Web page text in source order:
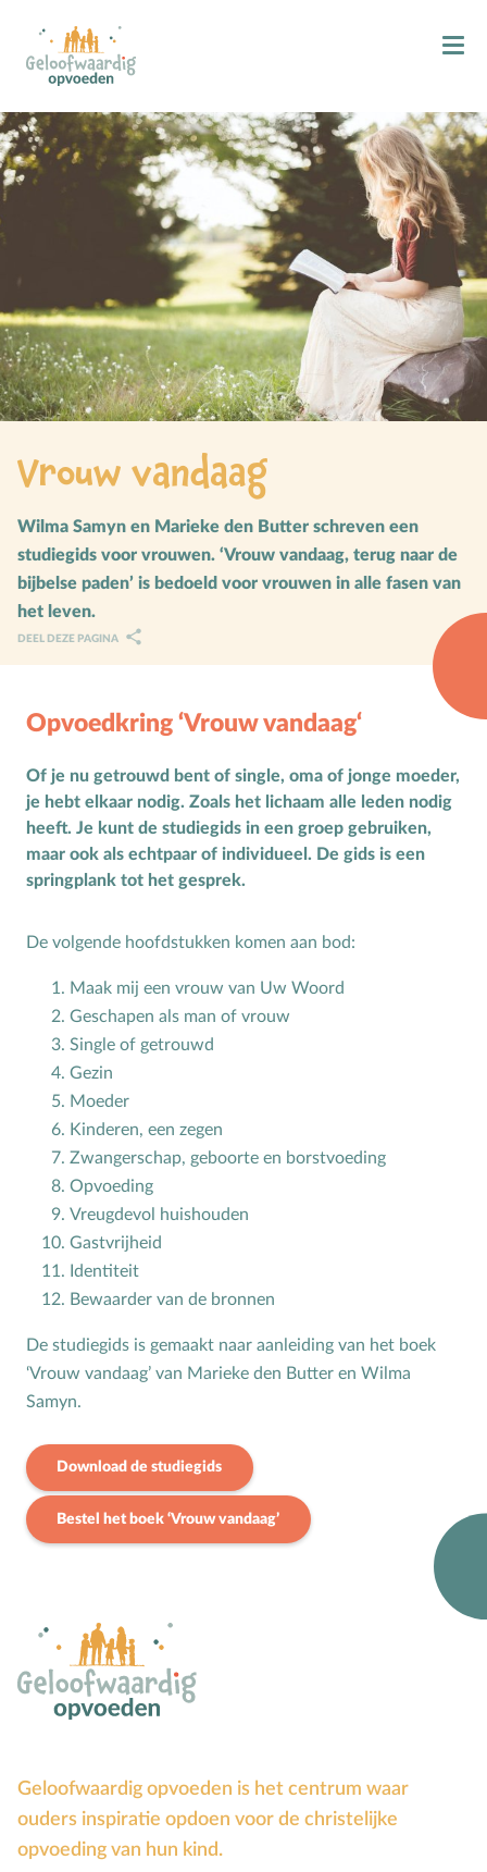
Kind & Geloof
Bidden
Gezinsmomenten
Hemelvaart & Pinksteren
Kind & Ontwikkeling
Ontwikkelingsfasen
Ruimte door regels
Verschillend begaafd
Samen in gesprek
Speciaal voor moeders
Speciaal voor vaders
Toerusting op locatie
Online cursussen
Opvoedkringen
Advies en begeleiding
Boekentips voor ouders en opvoedkringen
Alle onderwerpen
Andersbegaafd
B
Baby
Biddag
Bijbelse kernbegrippen
Bijbelstudie
Bijbelteksten memoriseren
Bijbelverhalen
Doopdag
Duurzaamheid
E
Echtscheiding
F
Films en games
Gebedsvormen
Vrouw vandaag
Wilma Samyn en Marieke den Butter schreven een
studiegids voor vrouwen. ‘Vrouw vandaag, terug naar de
bijbelse paden’ is bedoeld voor vrouwen in alle fasen van
het leven.
DEEL DEZE PAGINA
Opvoedkring ‘Vrouw vandaag‘
Of je nu getrouwd bent of single, oma of jonge moeder,
je hebt elkaar nodig. Zoals het lichaam alle leden nodig
heeft. Je kunt de studiegids in een groep gebruiken,
maar ook als echtpaar of individueel. De gids is een
springplank tot het gesprek.
De volgende hoofdstukken komen aan bod:
Maak mij een vrouw van Uw Woord
Geschapen als man of vrouw
Single of getrouwd
Gezin
Moeder
Kinderen, een zegen
Zwangerschap, geboorte en borstvoeding
Opvoeding
Vreugdevol huishouden
Gastvrijheid
Identiteit
Bewaarder van de bronnen
De studiegids is gemaakt naar aanleiding van het boek
‘Vrouw vandaag’ van Marieke den Butter en Wilma
Samyn.
Download de studiegids
Bestel het boek ‘Vrouw vandaag’
Geloofwaardig opvoeden is het centrum waar
ouders inspiratie opdoen voor de christelijke
opvoeding van hun kind.